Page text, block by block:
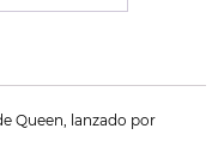
Queen, lanzado por